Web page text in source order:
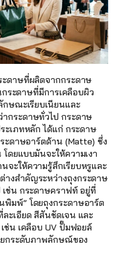
ดาษที่ผลิตจากกระดาษ
ระดาษที่มีการเคลือบผิว
กษณะเรียบเนียนและ
กระดาษทั่วไป กระดาษ
ะเภทหลัก ได้แก่ กระดาษ
ะดาษอาร์ตด้าน (Matte) ซึ่ง
ดยแบบมันจะให้ความเงา
ะให้ความรู้สึกเรียบหรูและ
างสำคัญระหว่างถุงกระดาษ
ช่น กระดาษคราฟท์ อยู่ที่
มพ์” โดยถุงกระดาษอาร์ต
ะเอียด สีสันชัดเจน และ
ช่น เคลือบ UV ปั๊มฟอยล์
กระดับภาพลักษณ์ของ